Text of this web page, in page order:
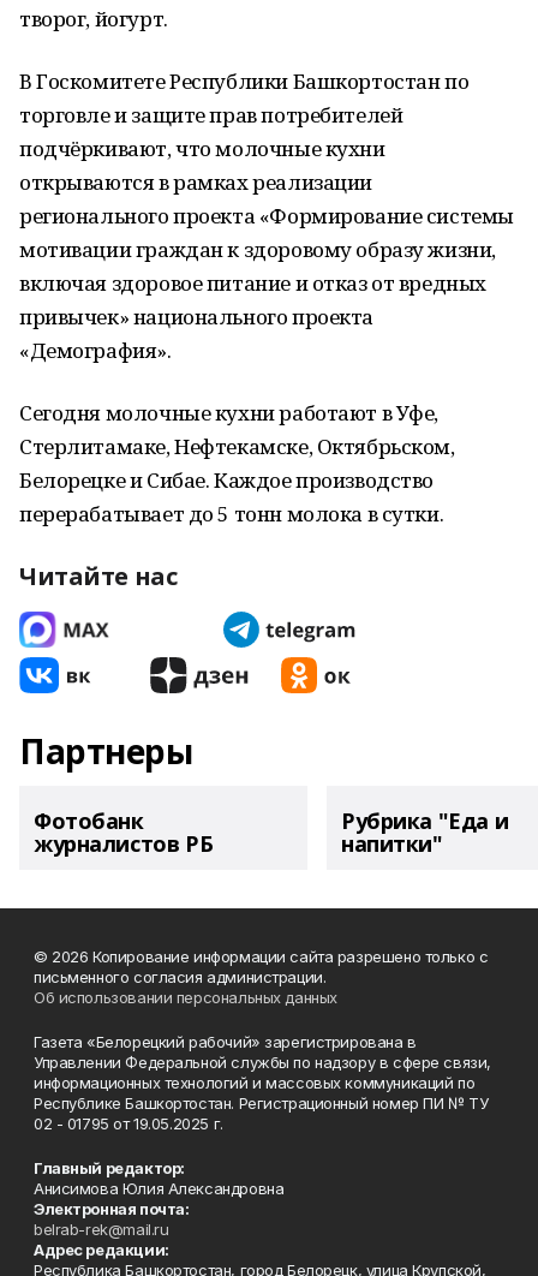
творог, йогурт.
В Госкомитете Республики Башкортостан по
торговле и защите прав потребителей
подчёркивают, что молочные кухни
открываются в рамках реализации
регионального проекта «Формирование системы
мотивации граждан к здоровому образу жизни,
включая здоровое питание и отказ от вредных
привычек» национального проекта
«Демография».
Сегодня молочные кухни работают в Уфе,
Стерлитамаке, Нефтекамске, Октябрьском,
Белорецке и Сибае. Каждое производство
перерабатывает до 5 тонн молока в сутки.
Читайте нас
Партнеры
Фотобанк
журналистов РБ
Рубрика "Еда и
напитки"
© 2026 Копирование информации сайта разрешено только с
письменного согласия администрации.
Об использовании персональных данных
Газета «Белорецкий рабочий» зарегистрирована в
Управлении Федеральной службы по надзору в сфере связи,
информационных технологий и массовых коммуникаций по
Республике Башкортостан. Регистрационный номер ПИ № ТУ
02 - 01795 от 19.05.2025 г.
Главный редактор:
Анисимова Юлия Александровна
Электронная почта:
belrab-rek@mail.ru
Адрес редакции:
Республика Башкортостан, город Белорецк, улица Крупской,